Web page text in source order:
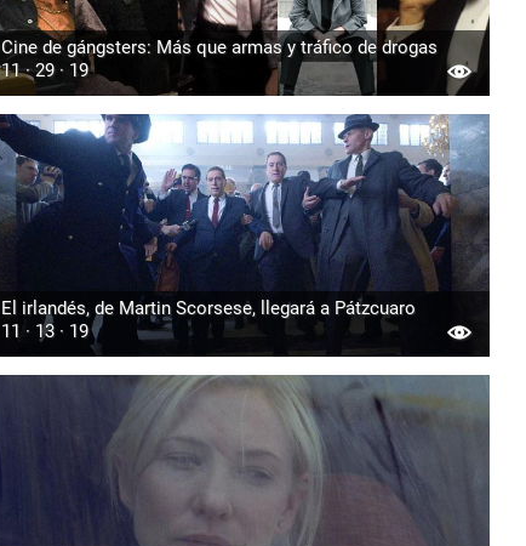
Cine de gángsters: Más que armas y tráfico de drogas
11 · 29 · 19
El irlandés, de Martin Scorsese, llegará a Pátzcuaro
11 · 13 · 19